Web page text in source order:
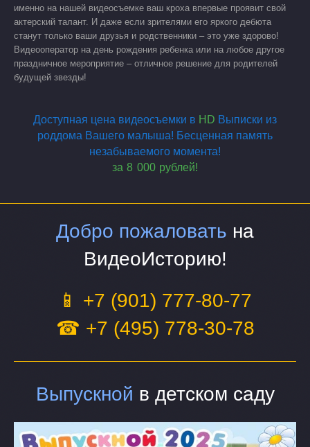
именно на нашей видеосъемке ваш кроха впервые проявит свой
актерский талант. И даже если зрителями его яркого дебюта
станут только ваши друзья и родственники – это уже здорово!
Видеооператор на день рождения ребенка или на любое другое
праздничное мероприятие – отличное решение для родителей
будущей звезды!
Доступная цена видеосъемки в HD Выписки из
роддома Вашего малыша! Бесценная память
незабываемого момента!
за 8 000рублей!
Добро пожаловать на
ВидеоИсторию!
📱 +7 (901) 777-80-77
☎ +7 (495) 778-30-78
Выпускной в детском саду